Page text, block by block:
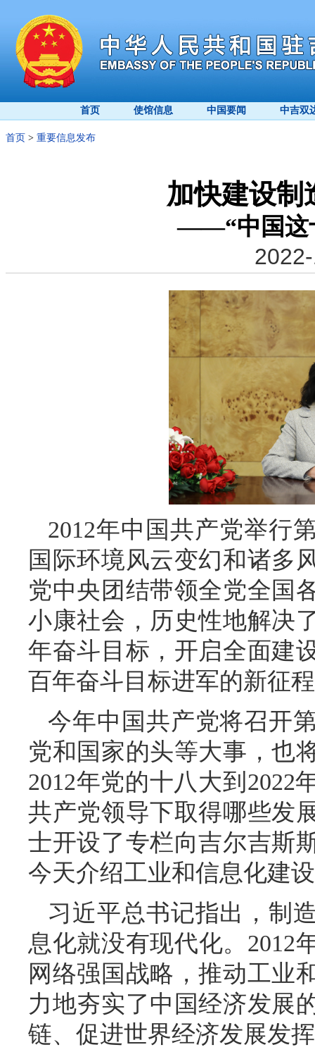
首页 使馆信息 中国要闻 中吉双
首页 > 重要信息发布
加快建设制
——“中国这
2012年中国共产党举行
国际环境风云变幻和诸多
党中央团结带领全党全国
小康社会，历史性地解决
年奋斗目标，开启全面建
百年奋斗目标进军的新征
今年中国共产党将召开
党和国家的头等大事，也
2012年党的十八大到2022
共产党领导下取得哪些发
士开设了专栏向吉尔吉斯
今天介绍工业和信息化建
习近平总书记指出，制
息化就没有现代化。2012
网络强国战略，推动工业
力地夯实了中国经济发展
链、促进世界经济发展发